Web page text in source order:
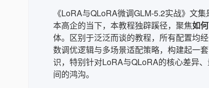
《LoRA与QLoRA微调GLM-5.2实战》文
本高企的当下，本教程独辟蹊径，聚焦如
体。区别于泛泛而谈的教程，所有配置均
数调优逻辑与多场景适配策略，构建起一
识，特别针对LoRA与QLoRA的核心差异
间的鸿沟。